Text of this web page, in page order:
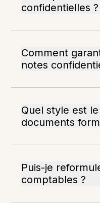
confidentielles ?
Comment
notes
Quel style est
documents
Puis-je
comptables ?